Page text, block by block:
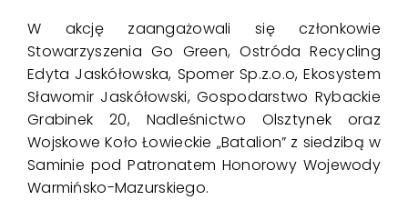
W akcję zaangażowali się członkowie
Stowarzyszenia Go Green, Ostróda Recycling
Edyta Jaskółowska, Spomer Sp.z.o.o, Ekosystem
Sławomir Jaskółowski, Gospodarstwo Rybackie
Grabinek 20, Nadleśnictwo Olsztynek oraz
Wojskowe Koło Łowieckie „Batalion” z siedzibą w
Saminie pod Patronatem Honorowy Wojewody
Warmińsko-Mazurskiego.